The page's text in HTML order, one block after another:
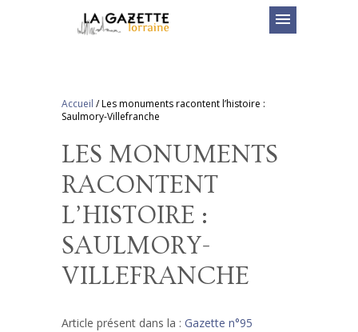
menu
Accueil /Les monuments racontent l’histoire :
Saulmory-Villefranche
LES MONUMENTS
RACONTENT
L’HISTOIRE :
SAULMORY-
VILLEFRANCHE
Article présent dans la : Gazette n°95